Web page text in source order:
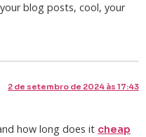
blog posts, cool, your
2 de setembro de 2024 às 17:43
how long does it cheap